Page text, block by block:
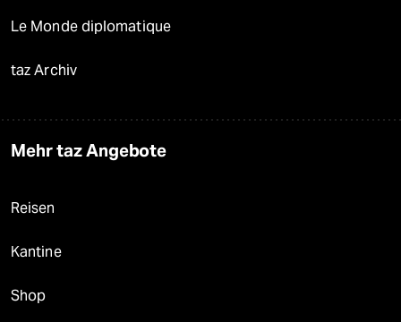
Le Monde diplomatique
taz Archiv
Mehr taz Angebote
Reisen
Kantine
Shop